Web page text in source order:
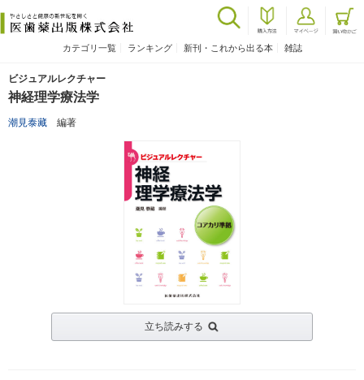
カテゴリ一覧 ランキング 新刊・これから出る本 雑誌
ビジュアルレクチャー
神経理学療法学
潮見泰藏 編著
立ち読みする